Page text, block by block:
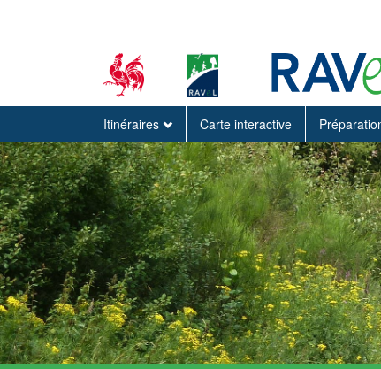
Itinéraires Carte interactive